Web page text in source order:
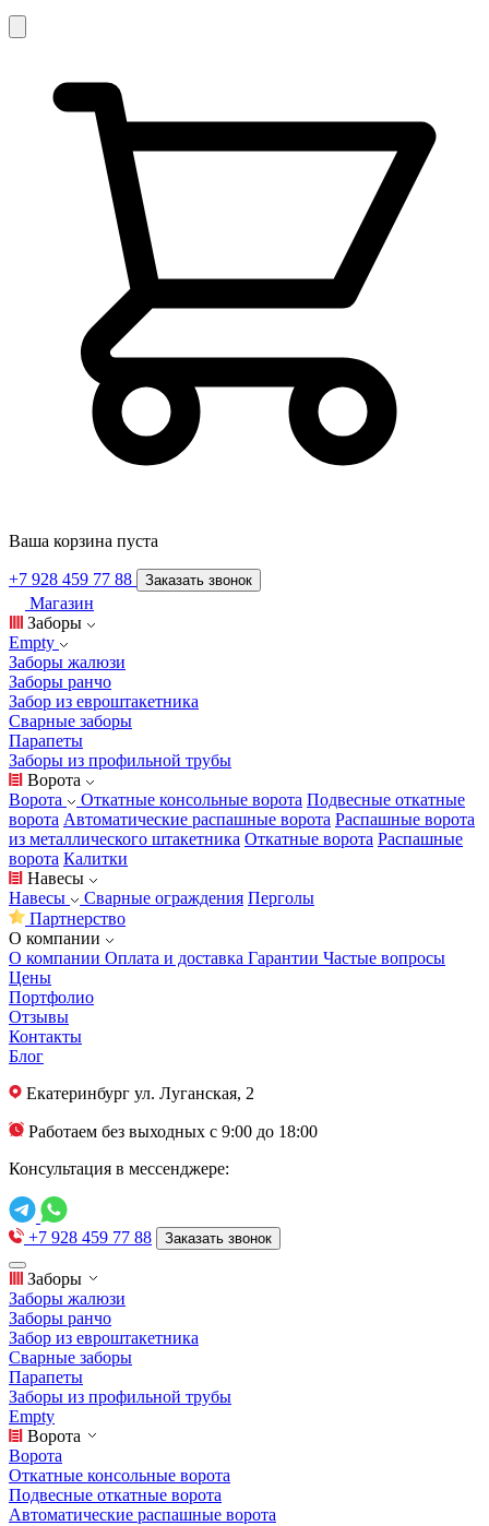
Ваша корзина пуста
+7 928 459 77 88 Заказать звонок
Магазин
Заборы
Empty
Заборы жалюзи
Заборы ранчо
Забор из евроштакетника
Сварные заборы
Парапеты
Заборы из профильной трубы
Ворота
Ворота
Откатные консольные ворота Подвесные откатные
ворота Автоматические распашные ворота Распашные ворота
из металлического штакетника Откатные ворота Распашные
ворота Калитки
Навесы
Навесы
Сварные ограждения Перголы
Партнерство
О компании
О компании Оплата и доставка Гарантии Частые вопросы
Цены
Портфолио
Отзывы
Контакты
Блог
Екатеринбург ул. Луганская, 2
Работаем без выходных с 9:00 до 18:00
Консультация в мессенджере:
+7 928 459 77 88 Заказать звонок
Заборы
Заборы жалюзи
Заборы ранчо
Забор из евроштакетника
Сварные заборы
Парапеты
Заборы из профильной трубы
Empty
Ворота
Ворота
Откатные консольные ворота
Подвесные откатные ворота
Автоматические распашные ворота